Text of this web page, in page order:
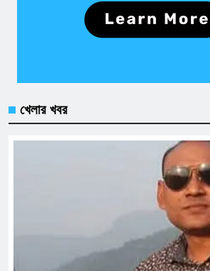
খেলার খবর